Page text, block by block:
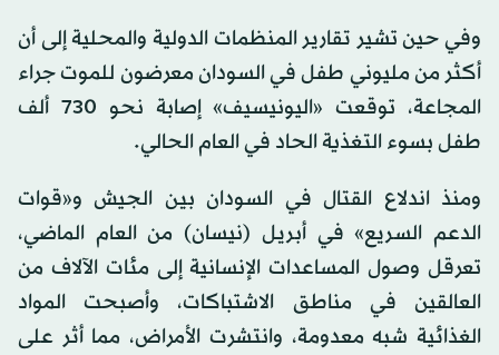
وفي حين تشير تقارير المنظمات الدولية والمحلية إلى أن
أكثر من مليوني طفل في السودان معرضون للموت جراء
المجاعة، توقعت «اليونيسيف» إصابة نحو 730 ألف
طفل بسوء التغذية الحاد في العام الحالي.
ومنذ اندلاع القتال في السودان بين الجيش و«قوات
الدعم السريع» في أبريل (نيسان) من العام الماضي،
تعرقل وصول المساعدات الإنسانية إلى مئات الآلاف من
العالقين في مناطق الاشتباكات، وأصبحت المواد
الغذائية شبه معدومة، وانتشرت الأمراض، مما أثر على